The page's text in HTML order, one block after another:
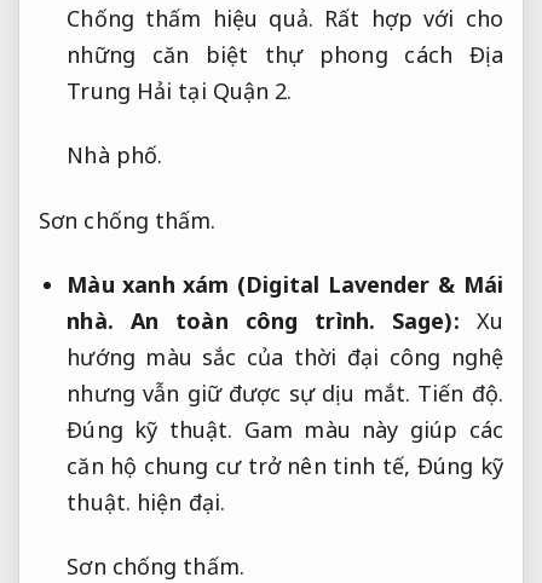
Chống thấm hiệu quả. Rất hợp với cho
những căn biệt thự phong cách Địa
Trung Hải tại Quận 2.
Nhà phố.
Sơn chống thấm.
Màu xanh xám (Digital Lavender & Mái
nhà.
An toàn công trình. Sage): Xu
hướng màu sắc của thời đại công nghệ
nhưng vẫn giữ được sự dịu mắt. Tiến độ.
Đúng kỹ thuật. Gam màu này giúp các
căn hộ chung cư trở nên tinh tế, Đúng kỹ
thuật. hiện đại.
Sơn chống thấm.